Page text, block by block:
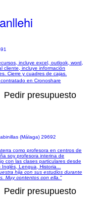
incluye excel, outlook, word,
cliente, incluye información
Cierre y cuadres de cajas.
en Cronoshare
Pedir presupuesto
(Málaga) 29692
como profesora en centros de
soy profesora interina de
con las clases particulares desde
Lengua, Historia...
hija con sus estudios durante
Muy contentos con ella."
Pedir presupuesto